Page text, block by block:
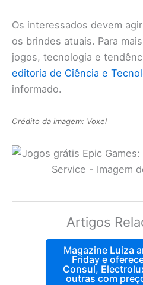
Os interessados devem
os brindes atuais. Para
jogos, tecnologia e
editoria de Ciência e
informado.
Crédito da imagem: Voxel
Artigos
Magazine Luiza
Friday e
Consul,
outras com